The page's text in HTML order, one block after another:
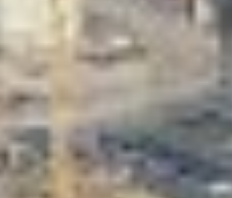
Valon Kaupunki
Lasten Lysti & LystiKylä-festivaali
Ohje